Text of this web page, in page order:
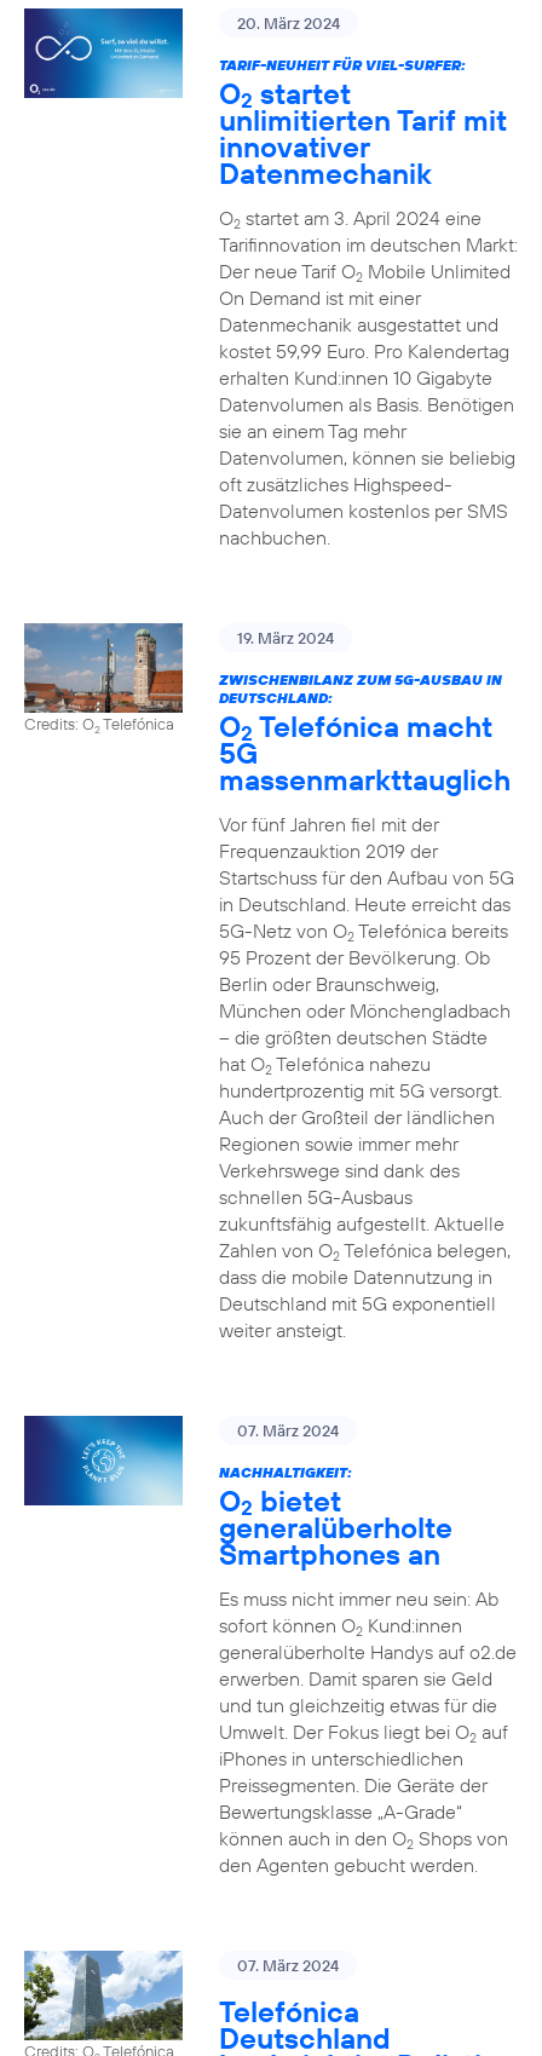
20. März 2024
TARIF-NEUHEIT FÜR VIEL-SURFER:
O2 startet
unlimitierten Tarif mit
innovativer
Datenmechanik
O2startet am 3. April 2024 eine
Tarifinnovation im deutschen Markt:
Der neue Tarif O2Mobile Unlimited
On Demand ist mit einer
Datenmechanik ausgestattet und
kostet 59,99 Euro. Pro Kalendertag
erhalten Kund:innen 10 Gigabyte
Datenvolumen als Basis. Benötigen
sie an einem Tag mehr
Datenvolumen, können sie beliebig
oft zusätzliches Highspeed-
Datenvolumen kostenlos per SMS
nachbuchen.
Credits: O2Telefónica
19. März 2024
ZWISCHENBILANZ ZUM 5G-AUSBAU IN
DEUTSCHLAND:
O2 Telefónica macht
5G
massenmarkttauglich
Vor fünf Jahren fiel mit der
Frequenzauktion 2019 der
Startschuss für den Aufbau von 5G
in Deutschland. Heute erreicht das
5G-Netz von O2Telefónica bereits
95 Prozent der Bevölkerung. Ob
Berlin oder Braunschweig,
München oder Mönchengladbach
– die größten deutschen Städte
hat O2Telefónica nahezu
hundertprozentig mit 5G versorgt.
Auch der Großteil der ländlichen
Regionen sowie immer mehr
Verkehrswege sind dank des
schnellen 5G-Ausbaus
zukunftsfähig aufgestellt. Aktuelle
Zahlen von O2Telefónica belegen,
dass die mobile Datennutzung in
Deutschland mit 5G exponentiell
weiter ansteigt.
07. März 2024
NACHHALTIGKEIT:
O2 bietet
generalüberholte
Smartphones an
Es muss nicht immer neu sein: Ab
sofort können O2Kund:innen
generalüberholte Handys auf o2.de
erwerben. Damit sparen sie Geld
und tun gleichzeitig etwas für die
Umwelt. Der Fokus liegt bei O2auf
iPhones in unterschiedlichen
Preissegmenten. Die Geräte der
Bewertungsklasse „A-Grade“
können auch in den O2Shops von
den Agenten gebucht werden.
Credits: O Telefónica
07. März 2024
Telefónica
Deutschland